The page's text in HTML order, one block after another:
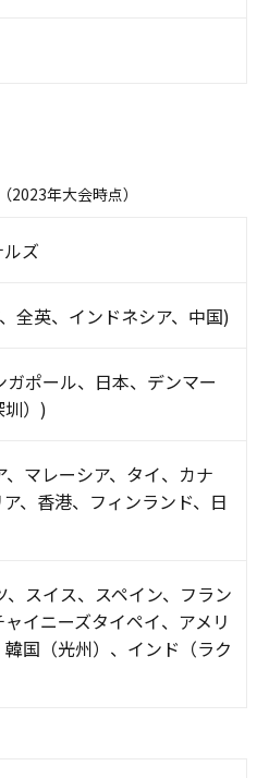
年大会時点）
ズ
全英、インドネシア、中国)
ポール、日本、デンマー
圳）)
マレーシア、タイ、カナ
、香港、フィンランド、日
スイス、スペイン、フラン
イニーズタイペイ、アメリ
国（光州）、インド（ラク